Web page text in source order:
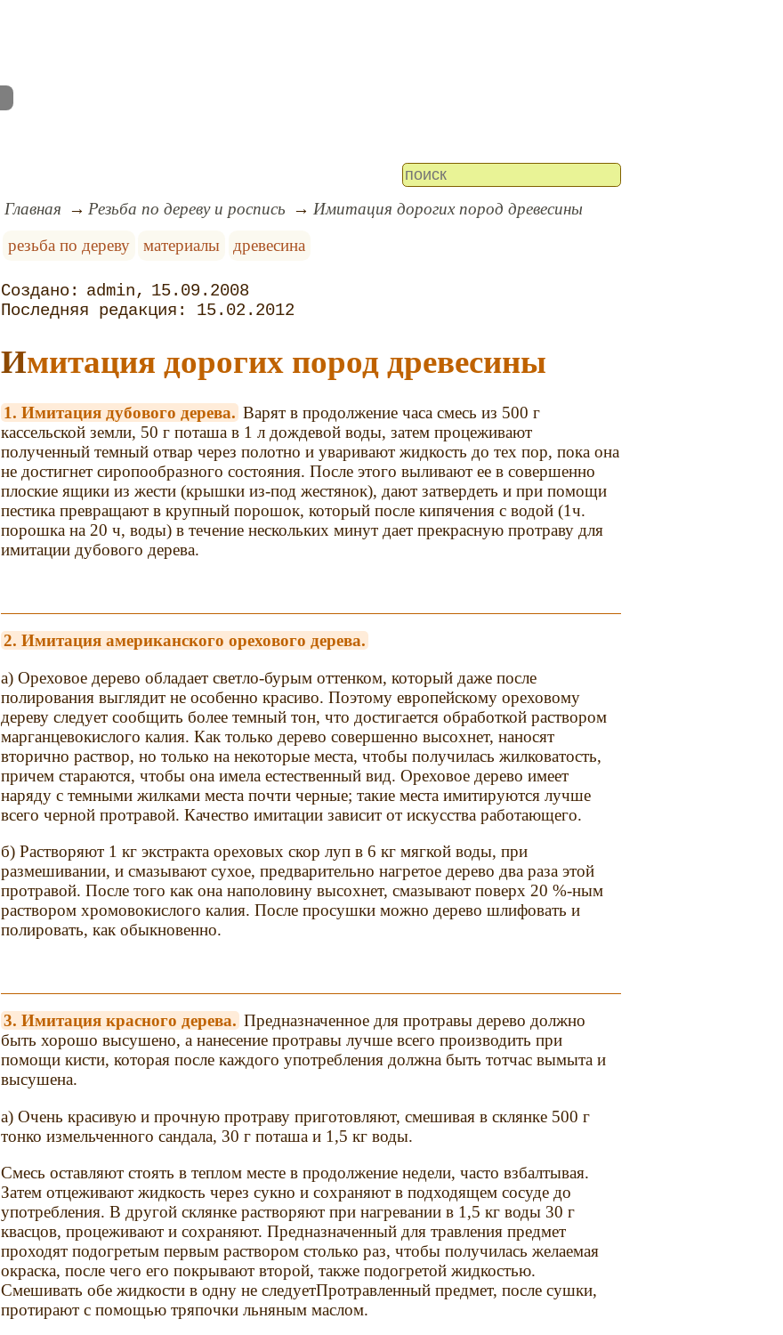
Главная Резьба по дереву и роспись
Имитация дорогих пород древесины
резьба по дереву
материалы древесина
admin
15.09.2008
15.02.2012
Имитация дорогих пород древесины
1. Имитация дубового дерева. Варят в продолжение часа смесь из 500 г
кассельской земли, 50 г поташа в 1 л дождевой воды, затем процеживают
полученный темный отвар через полотно и уваривают жидкость до тех пор, пока она
не достигнет сиропообразного состояния. После этого выливают ее в совершенно
плоские ящики из жести (крышки из-под жестянок), дают затвердеть и при помощи
пестика превращают в крупный порошок, который после кипячения с водой (1ч.
порошка на 20 ч, воды) в течение нескольких минут дает прекрасную протраву для
имитации дубового дерева.
2. Имитация американского орехового дерева.
а) Ореховое дерево обладает светло-бурым оттенком, который даже после
полирования выглядит не особенно красиво. Поэтому европейскому ореховому
дереву следует сообщить более темный тон, что достигается обработкой раствором
марганцевокислого калия. Как только дерево совершенно высохнет, наносят
вторично раствор, но только на некоторые места, чтобы получилась жилковатость,
причем стараются, чтобы она имела естественный вид. Ореховое дерево имеет
наряду с темными жилками места почти черные; такие места имитируются лучше
всего черной протравой. Качество имитации зависит от искусства работающего.
б) Растворяют 1 кг экстракта ореховых скор луп в 6 кг мягкой воды, при
размешивании, и смазывают сухое, предварительно нагретое дерево два раза этой
протравой. После того как она наполовину высохнет, смазывают поверх 20 %-ным
раствором хромовокислого калия. После просушки можно дерево шлифовать и
полировать, как обыкновенно.
3. Имитация красного дерева. Предназначенное для протравы дерево должно
быть хорошо высушено, а нанесение протравы лучше всего производить при
помощи кисти, которая после каждого употребления должна быть тотчас вымыта и
высушена.
а) Очень красивую и прочную протраву приготовляют, смешивая в склянке 500 г
тонко измельченного сандала, 30 г поташа и 1,5 кг воды.
Смесь оставляют стоять в теплом месте в продолжение недели, часто взбалтывая.
Затем отцеживают жидкость через сукно и сохраняют в подходящем сосуде до
употребления. В другой склянке растворяют при нагревании в 1,5 кг воды 30 г
квасцов, процеживают и сохраняют. Предназначенный для травления предмет
проходят подогретым первым раствором столько раз, чтобы получилась желаемая
окраска, после чего его покрывают второй, также подогретой жидкостью.
Смешивать обе жидкости в одну не следуетПротравленный предмет, после сушки,
протирают с помощью тряпочки льняным маслом.